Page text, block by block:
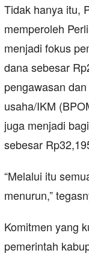
Tidak hanya itu,
memperoleh
menjadi fokus
dana sebesar
pengawasan
usaha/IKM
juga menjadi
sebesar
“Melalui itu
menurun,”
Komitmen yang
pemerintah